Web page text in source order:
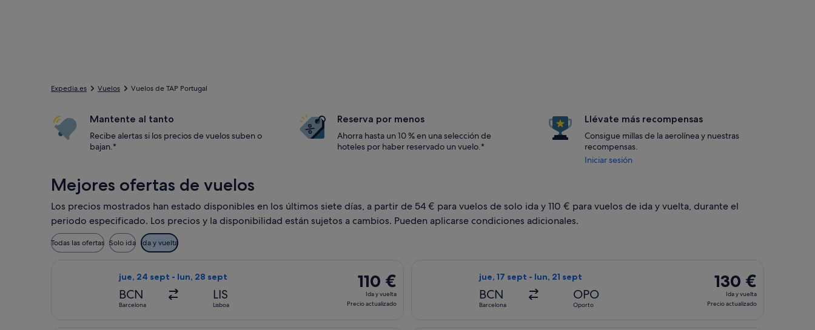
Expedia.es Vuelos Vuelos de TAP Portugal
Mantente al tanto
Recibe alertas si los precios de vuelos suben o
bajan.*
Reserva por menos
Ahorra hasta un 10 % en una selección de
hoteles por haber reservado un vuelo.*
Llévate más recompensas
Consigue millas de la aerolínea y nuestras
recompensas.
Iniciar sesión
Mejores ofertas de vuelos
Los precios mostrados han estado disponibles en los últimos siete días, a partir de 54 € para vuelos de solo ida y 110 € para vuelos de ida y vuelta, durante el
periodo especificado. Los precios y la disponibilidad están sujetos a cambios. Pueden aplicarse condiciones adicionales.
Todas las ofertas Solo ida Ida y vuelta
jue, 24 sept - lun, 28 sept
BCN
Barcelona
LIS
Lisboa
110 €
Ida
y
110 €
Ida y vuelta
Precio actualizado
jue, 17 sept - lun, 21 sept
BCN
Barcelona
OPO
Oporto
130 €
Ida
y
130 €
Ida y vuelta
Precio actualizado